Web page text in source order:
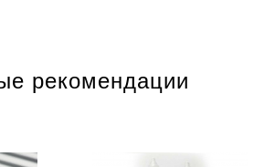
рекомендации